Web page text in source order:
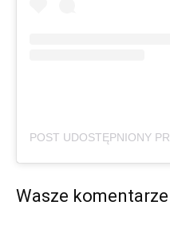
Wasze komentarze